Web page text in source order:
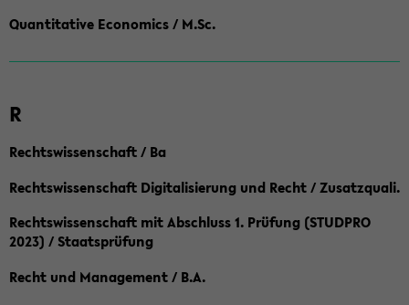
Quantitative Economics / M.Sc.
R
Rechtswissenschaft / Ba
Rechtswissenschaft Digitalisierung und Recht / Zusatzquali.
Rechtswissenschaft mit Abschluss 1. Prüfung (STUDPRO
2023) / Staatsprüfung
Recht und Management / B.A.